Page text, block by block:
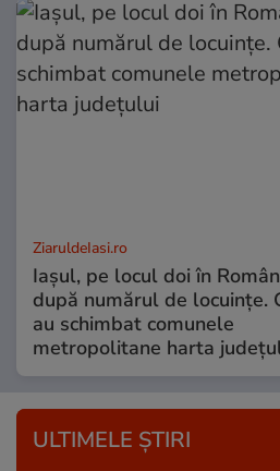
ZiaruldeIasi.ro
Iașul, pe locul doi în
după numărul de locuințe.
au schimbat comunele
metropolitane harta
ULTIMELE ȘTIRI